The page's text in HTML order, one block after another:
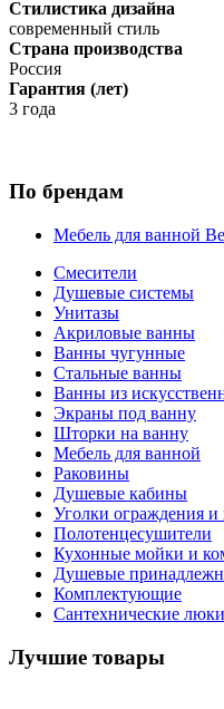
Стилистика дизайна
современный стиль
Страна производства
Россия
Гарантия (лет)
3 года
По брендам
Мебель для ванной
Смесители
Душевые системы
Унитазы
Акриловые ванны
Ванны чугунные
Стальные ванны
Ванны из
Экраны под ванну
Шторки на ванну
Мебель для ванной
Раковины
Душевые кабины
Уголки ограждения
Полотенцесушители
Кухонные мойки и
Душевые
Комплектующие
Сантехнические люки
Лучшие товары